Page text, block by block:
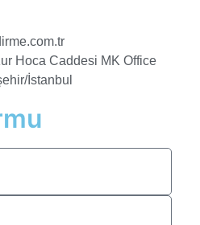
Hoca Caddesi MK Office
İstanbul